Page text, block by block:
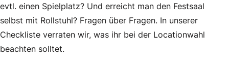
Können die Gäste vor Ort übernachten? Gibt es für
evtl. einen Spielplatz? Und erreicht man den Festsaal
selbst mit Rollstuhl? Fragen über Fragen. In unserer
Checkliste verraten wir, was ihr bei der Locationwahl
beachten solltet.